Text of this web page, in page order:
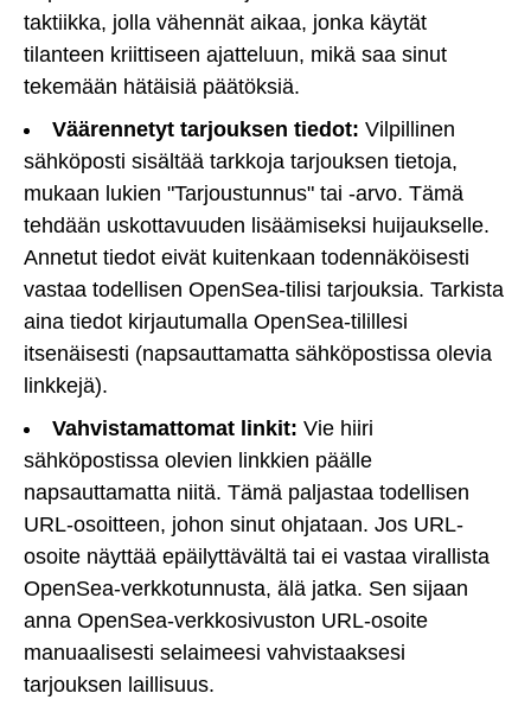
taktiikka, jolla vähennät aikaa, jonka käytät
tilanteen kriittiseen ajatteluun, mikä saa sinut
tekemään hätäisiä päätöksiä.
Väärennetyt tarjouksen tiedot: Vilpillinen
sähköposti sisältää tarkkoja tarjouksen tietoja,
mukaan lukien "Tarjoustunnus" tai -arvo. Tämä
tehdään uskottavuuden lisäämiseksi huijaukselle.
Annetut tiedot eivät kuitenkaan todennäköisesti
vastaa todellisen OpenSea-tilisi tarjouksia. Tarkista
aina tiedot kirjautumalla OpenSea-tilillesi
itsenäisesti (napsauttamatta sähköpostissa olevia
linkkejä).
Vahvistamattomat linkit: Vie hiiri
sähköpostissa olevien linkkien päälle
napsauttamatta niitä. Tämä paljastaa todellisen
URL-osoitteen, johon sinut ohjataan. Jos URL-
osoite näyttää epäilyttävältä tai ei vastaa virallista
OpenSea-verkkotunnusta, älä jatka. Sen sijaan
anna OpenSea-verkkosivuston URL-osoite
manuaalisesti selaimeesi vahvistaaksesi
tarjouksen laillisuus.